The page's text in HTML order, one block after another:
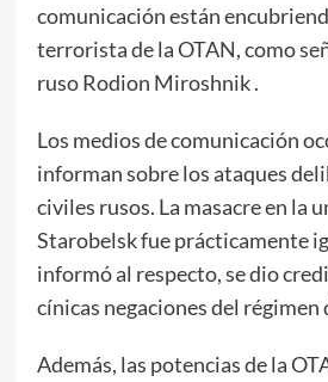
comunicación están
terrorista de la OTAN, como
ruso Rodion Miroshnik .
Los medios de comunicación
informan sobre los ataques
civiles rusos. La masacre en la
Starobelsk fue prácticamente
informó al respecto, se dio
cínicas negaciones del régimen
Además, las potencias de la